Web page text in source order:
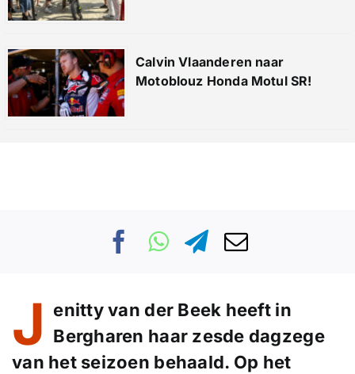
Calvin Vlaanderen naar
Motoblouz Honda Motul SR!
J enitty van der Beek heeft in
Bergharen haar zesde dagzege
van het seizoen behaald. Op het